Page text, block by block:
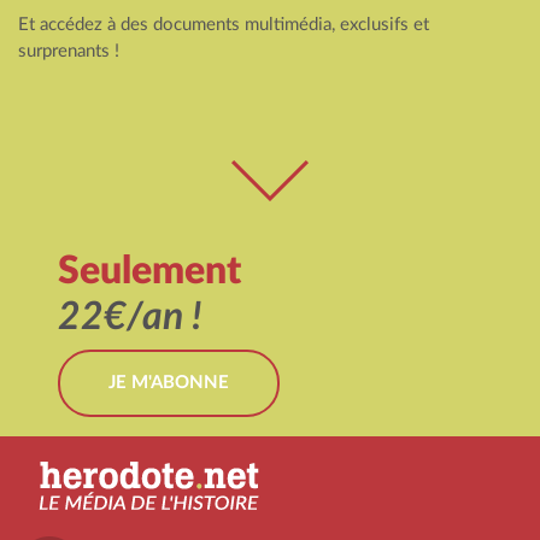
Et accédez à des documents multimédia, exclusifs et
surprenants !
Seulement
22€/an !
JE M'ABONNE